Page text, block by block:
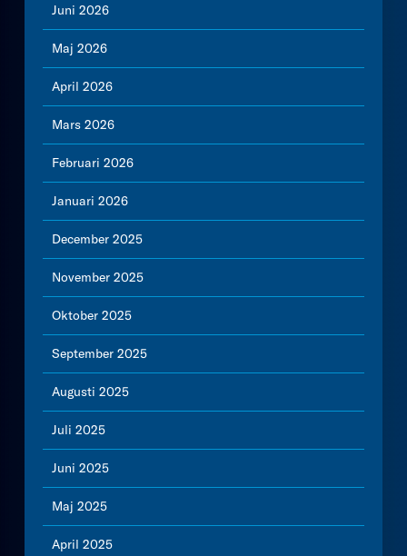
Juni 2026
Maj 2026
April 2026
Mars 2026
Februari 2026
Januari 2026
December 2025
November 2025
Oktober 2025
September 2025
Augusti 2025
Juli 2025
Juni 2025
Maj 2025
April 2025